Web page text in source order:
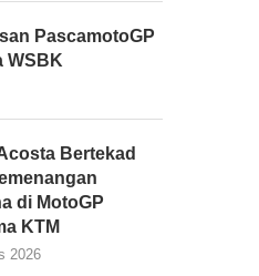
PascamotoGP
WSBK
Bertekad
di MotoGP
KTM
2026